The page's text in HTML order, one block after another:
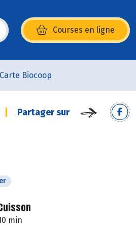
Courses en ligne
fenêtre)
Carte Biocoop
Partager sur
min